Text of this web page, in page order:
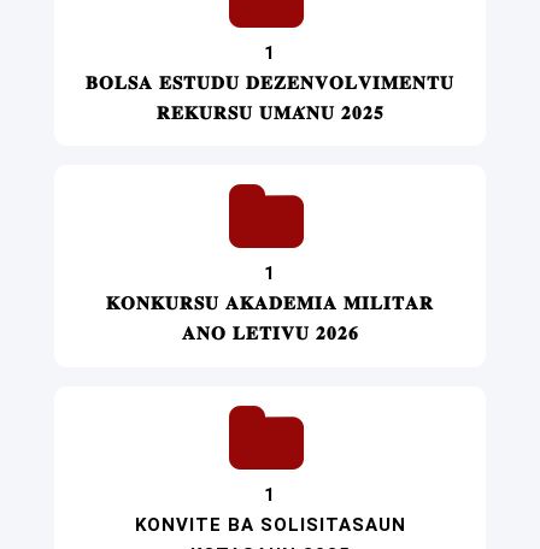
1
𝐁𝐎𝐋𝐒𝐀 𝐄𝐒𝐓𝐔𝐃𝐔 𝐃𝐄𝐙𝐄𝐍𝐕𝐎𝐋𝐕𝐈𝐌𝐄𝐍𝐓𝐔
𝐑𝐄𝐊𝐔𝐑𝐒𝐔 𝐔𝐌𝐀́𝐍𝐔 𝟐𝟎𝟐𝟓
1
𝐊𝐎𝐍𝐊𝐔𝐑𝐒𝐔 𝐀𝐊𝐀𝐃𝐄𝐌𝐈𝐀 𝐌𝐈𝐋𝐈𝐓𝐀𝐑
𝐀𝐍𝐎 𝐋𝐄𝐓𝐈𝐕𝐔 𝟐𝟎𝟐𝟔
1
KONVITE BA SOLISITASAUN